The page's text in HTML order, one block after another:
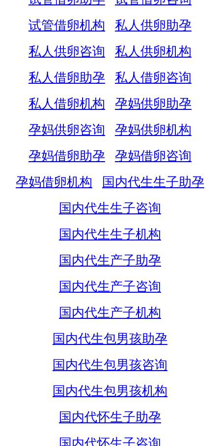
试管借卵机构
私人供卵助孕
私人供卵咨询
私人供卵机构
私人借卵助孕
私人借卵咨询
私人借卵机构
孕妈供卵助孕
孕妈供卵咨询
孕妈供卵机构
孕妈借卵助孕
孕妈借卵咨询
孕妈借卵机构
国内代生生子助孕
国内代生生子咨询
国内代生生子机构
国内代生产子助孕
国内代生产子咨询
国内代生产子机构
国内代生包男孩助孕
国内代生包男孩咨询
国内代生包男孩机构
国内代怀生子助孕
国内代怀生子咨询